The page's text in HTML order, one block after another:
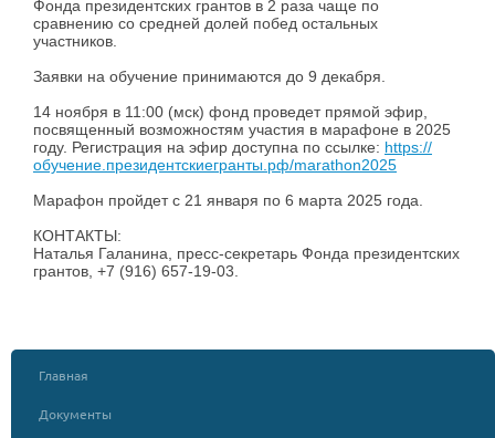
Фонда президентских грантов в 2 раза чаще по
сравнению со средней долей побед остальных
участников.
Заявки на обучение принимаются до 9 декабря.
14 ноября в 11:00 (мск) фонд проведет прямой эфир,
посвященный возможностям участия в марафоне в 2025
году. Регистрация на эфир доступна по ссылке: https://
обучение.президентскиегранты.рф/marathon2025
Марафон пройдет с 21 января по 6 марта 2025 года.
КОНТАКТЫ:
Наталья Галанина, пресс-секретарь Фонда президентских
грантов, +7 (916) 657-19-03.
Главная
Документы